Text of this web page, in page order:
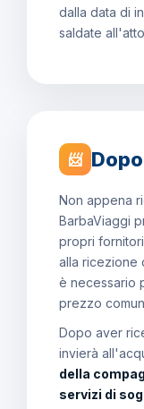
dalla data di
saldate
📨
Non appena
BarbaViaggi
propri
alla ricezione
è necessario
prezzo
Dopo aver
invierà
della
servizi di